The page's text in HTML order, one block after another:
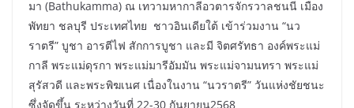
มา (Bathukamma) ณ เทวามหากาลีอวตารจักรวาลชนนี เมือง
พัทยา ชลบุรี ประเทศไทย ชาวอินเดียใต้ เข้าร่วมงาน “นว
ราตรี” บูชา อารตีไฟ สักการบูชา และมี จิตศรัทธา องค์พระแม่
กาลี พระแม่ดุรกา พระแม่มารีอัมมัน พระแม่จามนทรา พระแม่
สุรัสวดี และพระพิฆเนศ เนื่องในงาน “นวราตรี” วันแห่งชัยชนะ
ซึ่งจัดขึ้น ระหว่างวันที่ 22-30 กันยายน2568